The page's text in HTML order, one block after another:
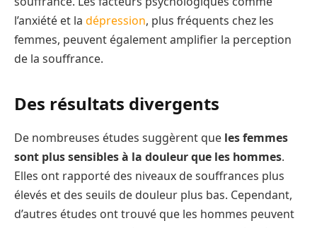
l’anxiété et la dépression, plus fréquents chez les
femmes, peuvent également amplifier la perception
de la souffrance.
Des résultats divergents
De nombreuses études suggèrent que les femmes
sont plus sensibles à la douleur que les hommes.
Elles ont rapporté des niveaux de souffrances plus
élevés et des seuils de douleur plus bas. Cependant,
d’autres études ont trouvé que les hommes peuvent